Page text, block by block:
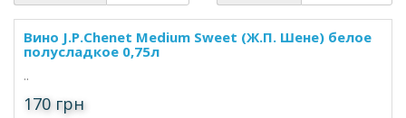
Вино J.P.Chenet Medium Sweet (Ж.П. Шене) белое
полусладкое 0,75л
..
170 грн